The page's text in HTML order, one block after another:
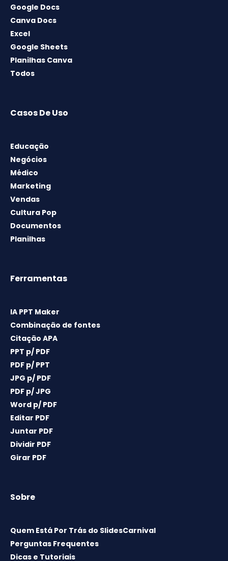
Google Docs
Canva Docs
Excel
Google Sheets
Planilhas Canva
Todos
Casos De Uso
Educação
Negócios
Médico
Marketing
Vendas
Cultura Pop
Documentos
Planilhas
Ferramentas
IA PPT Maker
Combinação de fontes
Citação APA
PPT p/ PDF
PDF p/ PPT
JPG p/ PDF
PDF p/ JPG
Word p/ PDF
Editar PDF
Juntar PDF
Dividir PDF
Girar PDF
Sobre
Quem Está Por Trás do SlidesCarnival
Perguntas Frequentes
Dicas e Tutoriais